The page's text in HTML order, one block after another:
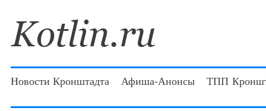
Новости Кронштадта Афиша-Анонсы ТПП